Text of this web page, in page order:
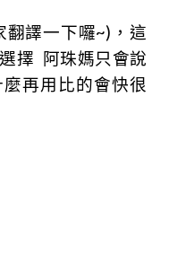
翻譯一下囉~)，這
擇 阿珠媽只會說
再用比的會快很